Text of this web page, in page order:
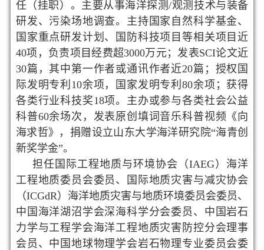
任（挂职）。主要从事海洋探测/观测技术与装备
研发、污染场地调查。主持国家自然科学基金、
国家重点研发计划、
国防科技项目等相关项目近
40项，负责项目经费超3000万元；发表SCI论文近
30篇，其中第一作者或通讯作者近20篇；授权国
际发明专利10余项，国家发明专利80余项；获得
各类行业科技奖18项。主办或参与各类社会公益
科普60余场次，发表原创填词音乐科普视频《向
海求哲》，捐赠设立山东大学海洋研究院“海青创
新奖学金”。
担任 国际工程地质与环境协会（IAEG）海洋
工程地质委员会委员、国际地质灾害与减灾协会
（ICGdR）海洋地质灾害与地质环境委员会委员、
中国海洋湖沼学会深海科学分会委员、中国岩石
力学与工程学会海洋工程地质灾害防控分会理事
会员、中国地球物理学会岩石物理专业委员会委